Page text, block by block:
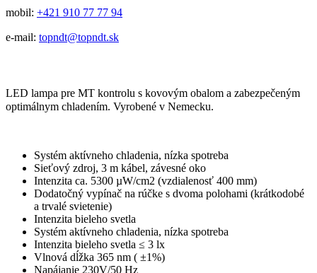
mobil: +421 910 77 77 94
e-mail: topndt@topndt.sk
LED lampa pre MT kontrolu s kovovým obalom a zabezpečeným
optimálnym chladením. Vyrobené v Nemecku.
Systém aktívneho chladenia, nízka spotreba
Sieťový zdroj, 3 m kábel, závesné oko
Intenzita ca. 5300 µW/cm2 (vzdialenosť 400 mm)
Dodatočný vypínač na rúčke s dvoma polohami (krátkodobé
a trvalé svietenie)
Intenzita bieleho svetla
Systém aktívneho chladenia, nízka spotreba
Intenzita bieleho svetla ≤ 3 lx
Vlnová dĺžka 365 nm ( ±1%)
Napájanie 230V/50 Hz